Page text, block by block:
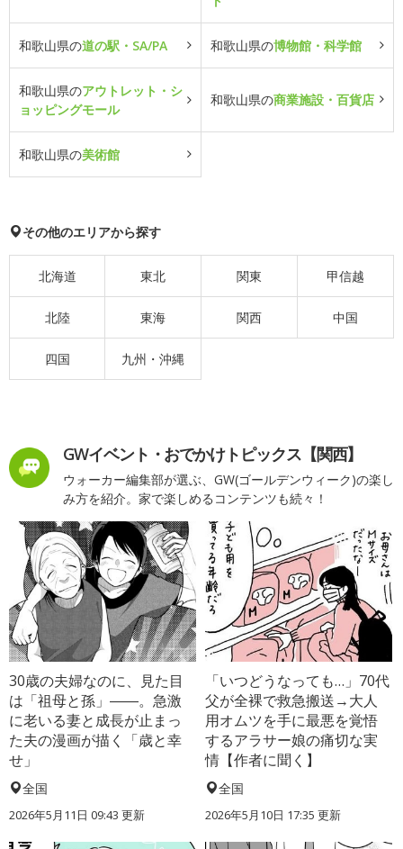
和歌山県の道の駅・SA/PA 和歌山県の博物館・科学館
和歌山県のアウトレット・シ
ョッピングモール
和歌山県の商業施設・百貨店
和歌山県の美術館
その他のエリアから探す
北海道 東北 関東 甲信越
北陸 東海 関西 中国
四国 九州・沖縄
GWイベント・おでかけトピックス【関西】
ウォーカー編集部が選ぶ、GW(ゴールデンウィーク)の楽し
み方を紹介。家で楽しめるコンテンツも続々！
30歳の夫婦なのに、見た目
は「祖母と孫」――。急激
に老いる妻と成長が止まっ
た夫の漫画が描く「歳と幸
せ」
全国
2026年5月11日 09:43 更新
「いつどうなっても…」70代
父が全裸で救急搬送→大人
用オムツを手に最悪を覚悟
するアラサー娘の痛切な実
情【作者に聞く】
全国
2026年5月10日 17:35 更新